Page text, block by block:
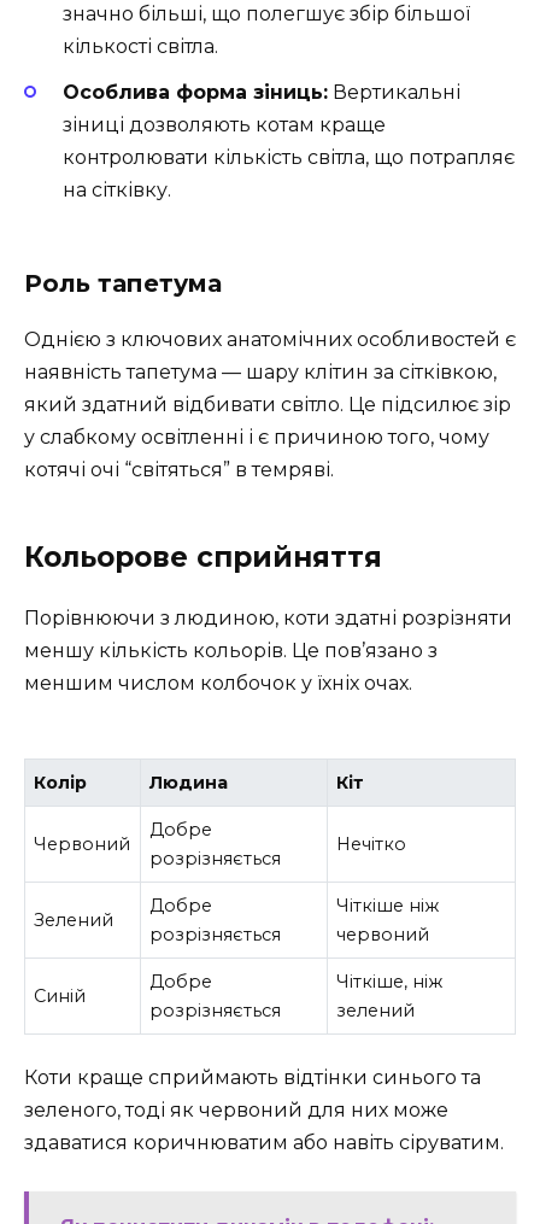
значно більші, що полегшує збір більшої
кількості світла.
Особлива форма зіниць: Вертикальні
зіниці дозволяють котам краще
контролювати кількість світла, що потрапляє
на сітківку.
Роль тапетума
Однією з ключових анатомічних особливостей є
наявність тапетума — шару клітин за сітківкою,
який здатний відбивати світло. Це підсилює зір
у слабкому освітленні і є причиною того, чому
котячі очі “світяться” в темряві.
Кольорове сприйняття
Порівнюючи з людиною, коти здатні розрізняти
меншу кількість кольорів. Це пов’язано з
меншим числом колбочок у їхніх очах.
Колір Людина Кіт
Червоний
Добре
розрізняється
Нечітко
Зелений
Добре
розрізняється
Чіткіше ніж
червоний
Синій
Добре
розрізняється
Чіткіше, ніж
зелений
Коти краще сприймають відтінки синього та
зеленого, тоді як червоний для них може
здаватися коричнюватим або навіть сіруватим.